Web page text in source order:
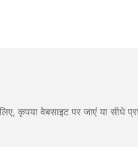
कृपया वेबसाइट पर जाएं या सीधे